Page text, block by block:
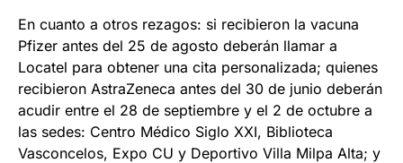
En cuanto a otros rezagos: si recibieron la vacuna
Pfizer antes del 25 de agosto deberán llamar a
Locatel para obtener una cita personalizada; quienes
recibieron AstraZeneca antes del 30 de junio deberán
acudir entre el 28 de septiembre y el 2 de octubre a
las sedes: Centro Médico Siglo XXI, Biblioteca
Vasconcelos, Expo CU y Deportivo Villa Milpa Alta; y